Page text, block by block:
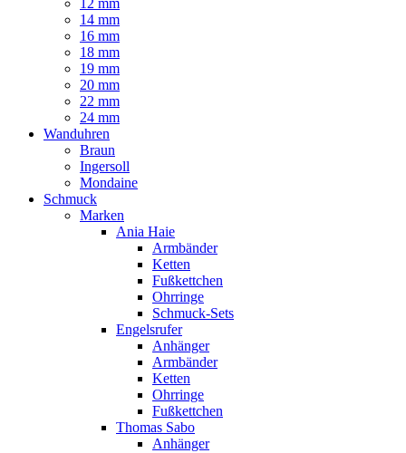
12 mm
14 mm
16 mm
18 mm
19 mm
20 mm
22 mm
24 mm
Wanduhren
Braun
Ingersoll
Mondaine
Schmuck
Marken
Ania Haie
Armbänder
Ketten
Fußkettchen
Ohrringe
Schmuck-Sets
Engelsrufer
Anhänger
Armbänder
Ketten
Ohrringe
Fußkettchen
Thomas Sabo
Anhänger